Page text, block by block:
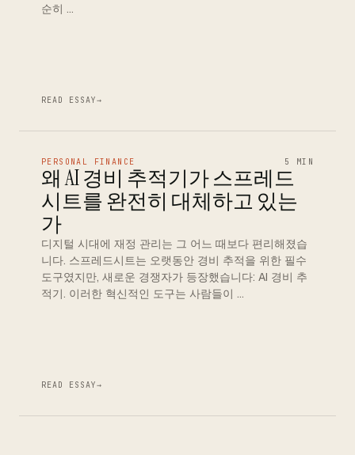
순히 …
READ ESSAY→
PERSONAL FINANCE 5 MIN
왜 AI 경비 추적기가 스프레드
시트를 완전히 대체하고 있는
가
디지털 시대에 재정 관리는 그 어느 때보다 편리해졌습
니다. 스프레드시트는 오랫동안 경비 추적을 위한 필수
도구였지만, 새로운 경쟁자가 등장했습니다: AI 경비 추
적기. 이러한 혁신적인 도구는 사람들이 …
READ ESSAY→